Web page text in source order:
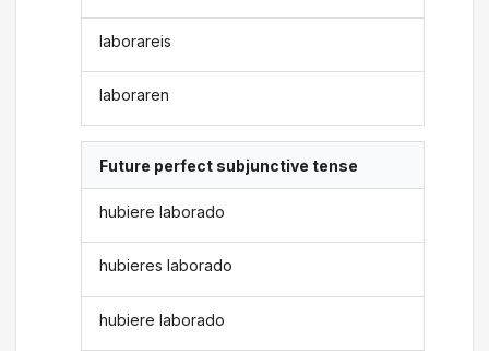
laborareis
laboraren
Future perfect subjunctive tense
hubiere laborado
hubieres laborado
hubiere laborado